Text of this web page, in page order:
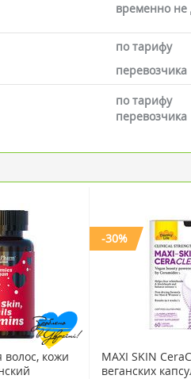
временно не
по тарифу
перевозчика
по тарифу
перевозчика
кожи
-30%
MAXI SKIN
веганских